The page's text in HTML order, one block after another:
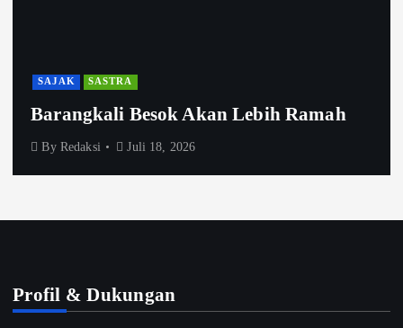
SAJAK SASTRA
Barangkali Besok Akan Lebih Ramah
By Redaksi Juli 18, 2026
Profil & Dukungan